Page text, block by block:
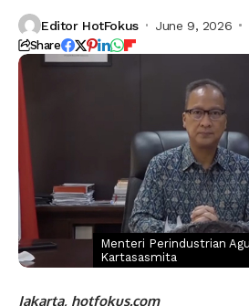
Editor HotFokus June 9, 2026
Share
Menteri Perindustrian
Kartasasmita
Jakarta, hotfokus.com